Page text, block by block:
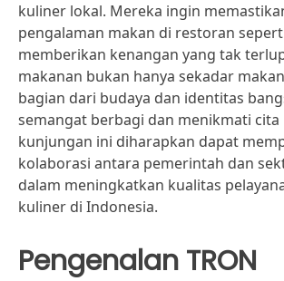
kuliner lokal. Mereka ingin
pengalaman makan di restoran
memberikan kenangan yang tak
makanan bukan hanya sekadar
bagian dari budaya dan identitas
semangat berbagi dan menikmati cita
kunjungan ini diharapkan dapat
kolaborasi antara pemerintah dan
dalam meningkatkan kualitas
kuliner di Indonesia.
Pengenalan TRON